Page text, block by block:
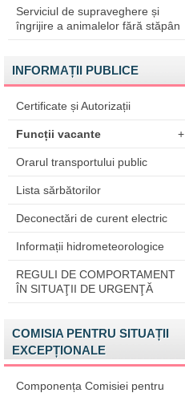
Serviciul de supraveghere și
îngrijire a animalelor fără stăpân
INFORMAȚII PUBLICE
Certificate și Autorizații
Funcții vacante +
Orarul transportului public
Lista sărbătorilor
Deconectări de curent electric
Informații hidrometeorologice
REGULI DE COMPORTAMENT
ÎN SITUAŢII DE URGENŢĂ
COMISIA PENTRU SITUAȚII
EXCEPȚIONALE
Componența Comisiei pentru